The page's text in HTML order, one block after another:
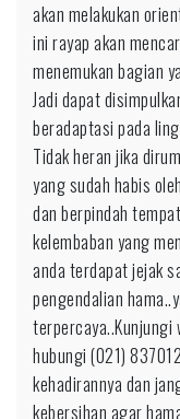
akan melakukan
ini rayap akan
menemukan bagian
Jadi dapat
beradaptasi pada
Tidak heran jika
yang sudah habis
dan berpindah
kelembaban yang
anda terdapat jejak
pengendalian
terpercaya..Kunjungi
hubungi (021)
kehadirannya dan
kebersihan agar